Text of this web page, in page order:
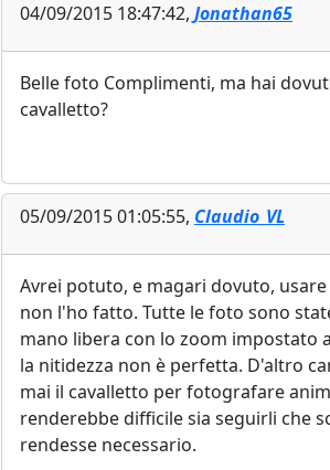
04/09/2015 18:47:42, Jonathan65
Belle foto Complimenti, ma hai
cavalletto?
05/09/2015 01:05:55, Claudio_VL
Avrei potuto, e magari dovuto,
non l'ho fatto. Tutte le foto sono
mano libera con lo zoom impostato
la nitidezza non è perfetta. D'altro
mai il cavalletto per fotografare
renderebbe difficile sia seguirli che
rendesse necessario.